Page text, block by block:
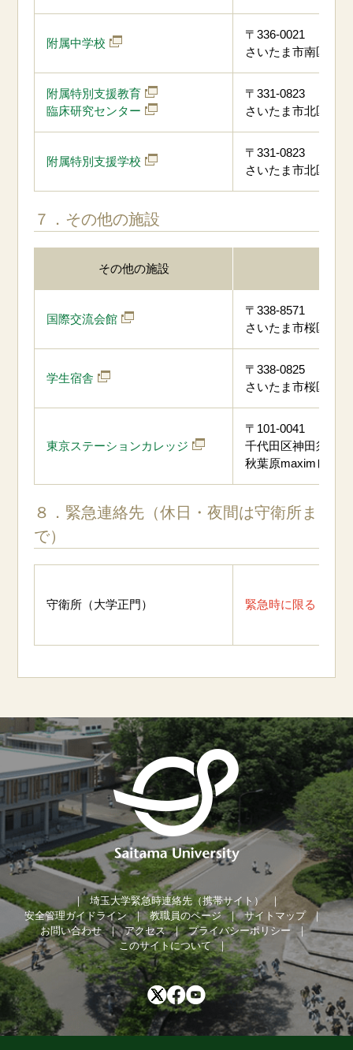
附属中学校
〒336-0021
さいたま市南区別
附属特別支援教育
臨床研究センター
〒331-0823
さいたま市北区日
附属特別支援学校
〒331-0823
さいたま市北区日
７．その他の施設
その他の施設
国際交流会館
〒338-8571
さいたま市桜区下
学生宿舎
〒338-0825
さいたま市桜区下
東京ステーションカレッジ
〒101-0041
千代田区神田須田
秋葉原maximビル 4
８．緊急連絡先（休日・夜間は守衛所ま
で）
守衛所（大学正門） 緊急時に限る
埼玉大学緊急時連絡先（携帯サイト）
安全管理ガイドライン
教職員のページ
サイトマップ
お問い合わせ
アクセス
プライバシーポリシー
このサイトについて